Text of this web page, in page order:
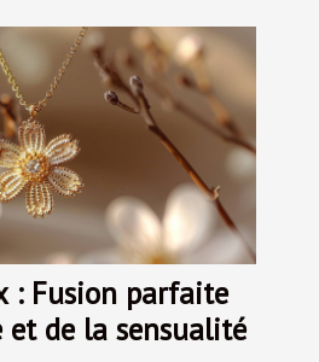
: Fusion parfaite
et de la sensualité